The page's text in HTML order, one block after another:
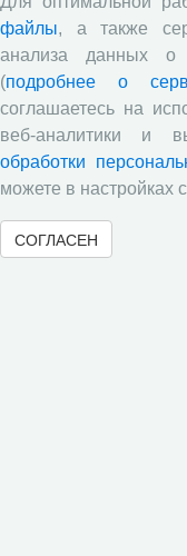
посвященный
жителей
Развитие
стол с участием
Вологодской
Объявления
файлы, а также
анализа данных о
(подробнее о
соглашаетесь на
веб-аналитики и
обработки
можете в настройках
СОГЛАСЕН